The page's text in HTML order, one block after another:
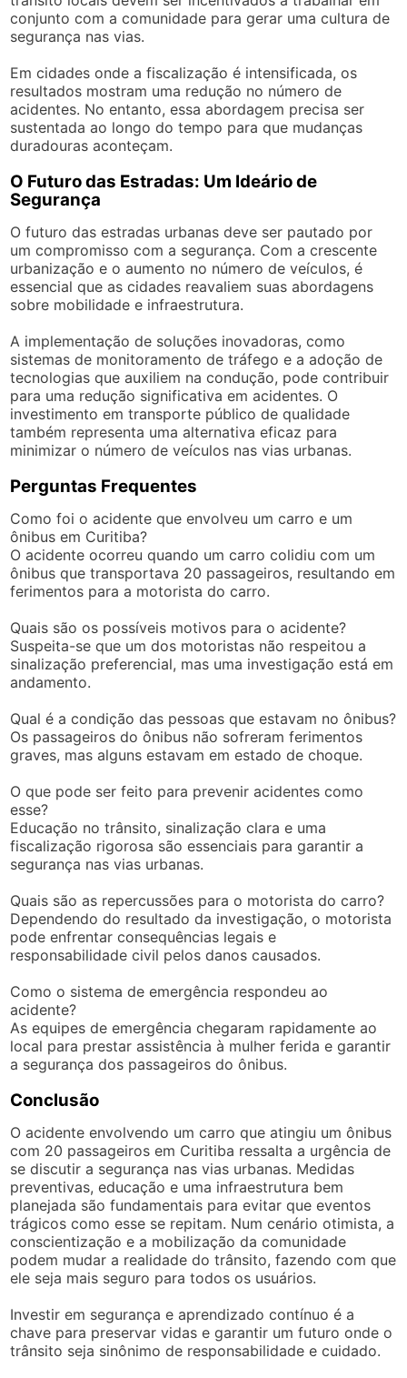
conjunto com a comunidade para gerar uma cultura de
segurança nas vias.
Em cidades onde a fiscalização é intensificada, os
resultados mostram uma redução no número de
acidentes. No entanto, essa abordagem precisa ser
sustentada ao longo do tempo para que mudanças
duradouras aconteçam.
O Futuro das Estradas: Um Ideário de
Segurança
O futuro das estradas urbanas deve ser pautado por
um compromisso com a segurança. Com a crescente
urbanização e o aumento no número de veículos, é
essencial que as cidades reavaliem suas abordagens
sobre mobilidade e infraestrutura.
A implementação de soluções inovadoras, como
sistemas de monitoramento de tráfego e a adoção de
tecnologias que auxiliem na condução, pode contribuir
para uma redução significativa em acidentes. O
investimento em transporte público de qualidade
também representa uma alternativa eficaz para
minimizar o número de veículos nas vias urbanas.
Perguntas Frequentes
Como foi o acidente que envolveu um carro e um
ônibus em Curitiba?
O acidente ocorreu quando um carro colidiu com um
ônibus que transportava 20 passageiros, resultando em
ferimentos para a motorista do carro.
Quais são os possíveis motivos para o acidente?
Suspeita-se que um dos motoristas não respeitou a
sinalização preferencial, mas uma investigação está em
andamento.
Qual é a condição das pessoas que estavam no ônibus?
Os passageiros do ônibus não sofreram ferimentos
graves, mas alguns estavam em estado de choque.
O que pode ser feito para prevenir acidentes como
esse?
Educação no trânsito, sinalização clara e uma
fiscalização rigorosa são essenciais para garantir a
segurança nas vias urbanas.
Quais são as repercussões para o motorista do carro?
Dependendo do resultado da investigação, o motorista
pode enfrentar consequências legais e
responsabilidade civil pelos danos causados.
Como o sistema de emergência respondeu ao
acidente?
As equipes de emergência chegaram rapidamente ao
local para prestar assistência à mulher ferida e garantir
a segurança dos passageiros do ônibus.
Conclusão
O acidente envolvendo um carro que atingiu um ônibus
com 20 passageiros em Curitiba ressalta a urgência de
se discutir a segurança nas vias urbanas. Medidas
preventivas, educação e uma infraestrutura bem
planejada são fundamentais para evitar que eventos
trágicos como esse se repitam. Num cenário otimista, a
conscientização e a mobilização da comunidade
podem mudar a realidade do trânsito, fazendo com que
ele seja mais seguro para todos os usuários.
Investir em segurança e aprendizado contínuo é a
chave para preservar vidas e garantir um futuro onde o
trânsito seja sinônimo de responsabilidade e cuidado.